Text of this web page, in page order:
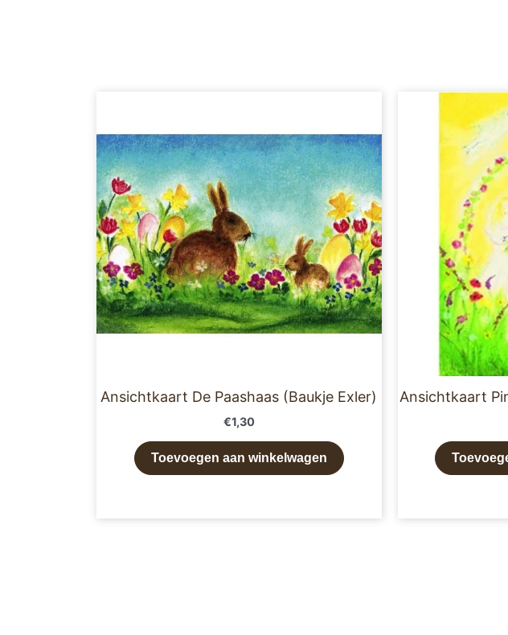
Ansichtkaart De Paashaas (Baukje Exler)
€1,30
Toevoegen aan winkelwagen
Ansichtkaart